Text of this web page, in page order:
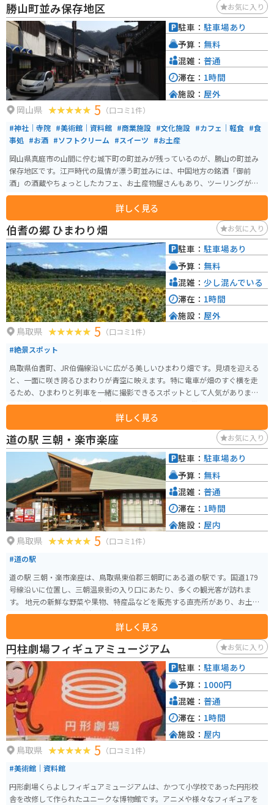
勝山町並み保存地区 お気に入り
岡山県 5 （口コミ1件）
#神社｜寺院 #美術館｜資料館 #商業施設 #文化施設 #カフェ｜軽食 #食
事処 #お酒 #ソフトクリーム #スイーツ #お土産
岡山県真庭市の山間に佇む城下町の町並みが残っているのが、勝山の町並み
保存地区です。江戸時代の風情が漂う町並みには、中国地方の銘酒「御前
酒」の酒蔵やちょっとしたカフェ、お土産物屋さんもあり、ツーリングがて
ら立ち寄るのにはいいスポットです。
詳しく見る
駐車： 駐車場あり
予算： 無料
混雑： 普通
滞在： 1時間
施設： 屋外
伯耆の郷 ひまわり畑 お気に入り
鳥取県 5 （口コミ1件）
#絶景スポット
鳥取県伯耆町、JR伯備線沿いに広がる美しいひまわり畑です。見頃を迎える
と、一面に咲き誇るひまわりが青空に映えます。特に電車が畑のすぐ横を走
るため、ひまわりと列車を一緒に撮影できるスポットとして人気がありま
す。満開のひまわりが作り出す風景は圧巻です。また、散策路も整備されてい
るため、ひまわり畑の中を歩きながら堪能できます。また、すぐ横にはパン
屋さんもありパンを美味しく食べながらひまわり鑑賞もできます。
詳しく見る
駐車： 駐車場あり
予算： 無料
混雑： 少し混んでいる
滞在： 1時間
施設： 屋外
道の駅 三朝・楽市楽座 お気に入り
鳥取県 5 （口コミ1件）
#道の駅
道の駅 三朝・楽市楽座は、鳥取県東伯郡三朝町にある道の駅です。国道179
号線沿いに位置し、三朝温泉街の入り口にあたり、多くの観光客が訪れま
す。 地元の新鮮な野菜や果物、特産品などを販売する直売所があり、お土産
探しにも最適です。三朝温泉の温泉卵や、地元産の猪肉を使った猪肉まん、
そして鳥取県の名産品である二十世紀梨を使ったジュースやお菓子など、魅
力的な商品が豊富です。食事処では、地元食材を使ったそばやうどん、ラー
メンなどが楽しめます。 バイクで訪れる場合は、道の駅に隣接する無料駐車
場に駐車できます。ツーリング途中の休憩場所としても最適です。三朝温泉街
もすぐ近くにあるので、温泉を楽しむのも良いでしょう。周辺には、三徳山
三佛寺投入堂や、河原露天風呂など、観光スポットも点在しています。
詳しく見る
駐車： 駐車場あり
予算： 無料
混雑： 普通
滞在： 1時間
施設： 屋内
円柱劇場フィギュアミュージアム お気に入り
鳥取県 5 （口コミ1件）
#美術館｜資料館
円形劇場くらよしフィギュアミュージアムは、かつて小学校であった円形校
舎を改修して作られたユニークな博物館です。アニメや様々なフィギュアを
駐車： 駐車場あり
予算： 1000円
混雑： 普通
滞在： 1時間
施設： 屋内